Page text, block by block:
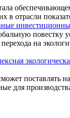
в отрасли
повестку
на
поставлять
для